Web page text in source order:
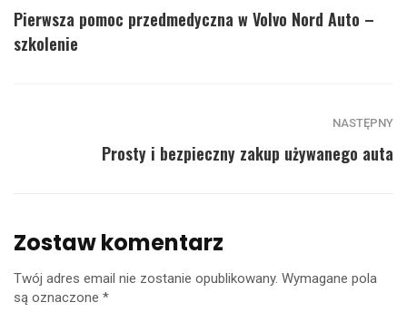
Pierwsza pomoc przedmedyczna w Volvo Nord Auto –
szkolenie
NASTĘPNY
Prosty i bezpieczny zakup używanego auta
Zostaw komentarz
Twój adres email nie zostanie opublikowany. Wymagane pola
są oznaczone *